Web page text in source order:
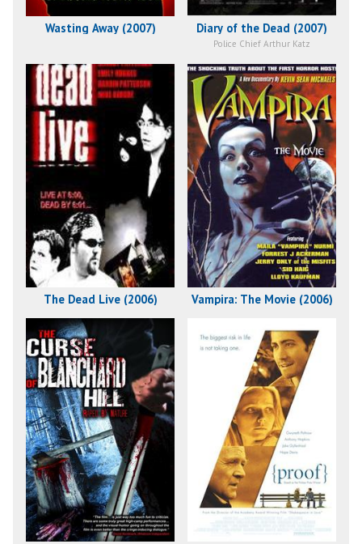
Wasting Away (2007) Diary of the Dead (2007)
Police Chief Arthur Katz
The Dead Live (2006) Vampira: The Movie (2006)